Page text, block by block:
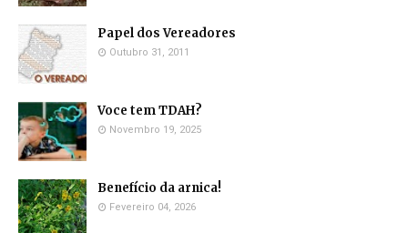
Papel dos Vereadores
Outubro 31, 2011
Voce tem TDAH?
Novembro 19, 2025
Benefício da arnica!
Fevereiro 04, 2026